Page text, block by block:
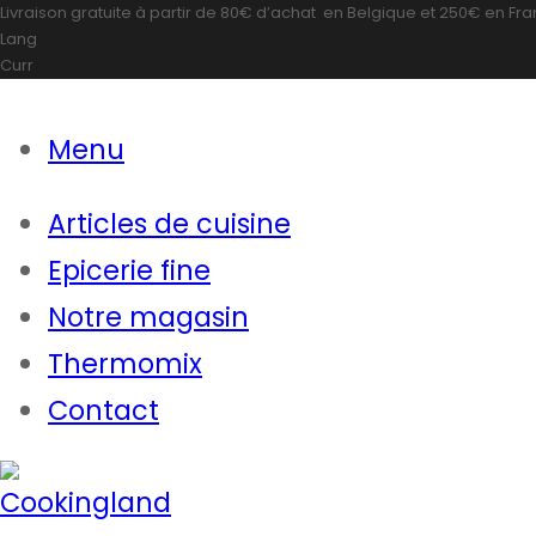
Livraison gratuite à partir de 80€ d’achat en Belgique et 250€ en
Lang
Curr
Menu
Articles de cuisine
Epicerie fine
Notre magasin
Thermomix
Contact